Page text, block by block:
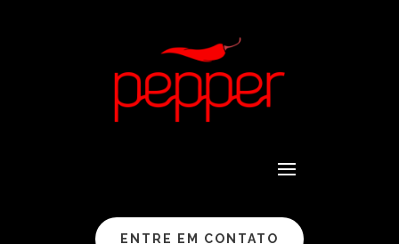
ENTRE EM CONTATO